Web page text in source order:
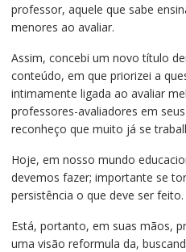
professor, aquele que sabe
menores ao avaliar.
Assim, concebi um novo título
conteúdo, em que priorizei a
intimamente ligada ao avaliar
professores-avaliadores em
reconheço que muito já se
Hoje, em nosso mundo
devemos fazer; importante se
persistência o que deve ser feito.
Está, portanto, em suas mãos,
uma visão reformula da,